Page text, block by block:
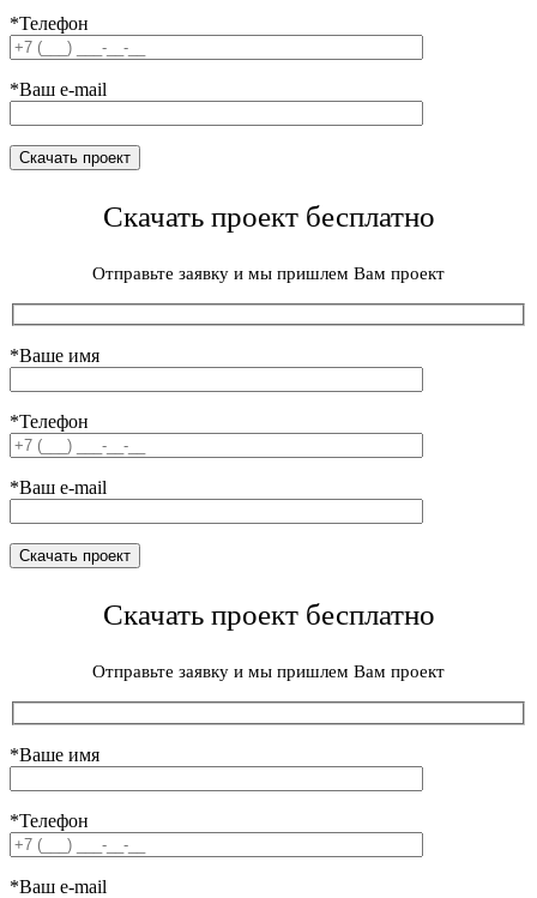
*Телефон
*Ваш e-mail
Скачать проект бесплатно
Отправьте заявку и мы пришлем Вам проект
*Ваше имя
*Телефон
*Ваш e-mail
Скачать проект бесплатно
Отправьте заявку и мы пришлем Вам проект
*Ваше имя
*Телефон
*Ваш e-mail